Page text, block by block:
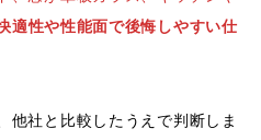
適性や性能面で後悔しやすい仕
他社と比較したうえで判断しま